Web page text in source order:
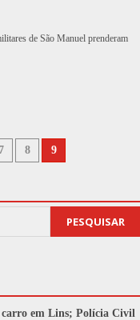
de São Manuel prenderam
7 8 9
PESQUISAR
carro em Lins; Polícia Civil